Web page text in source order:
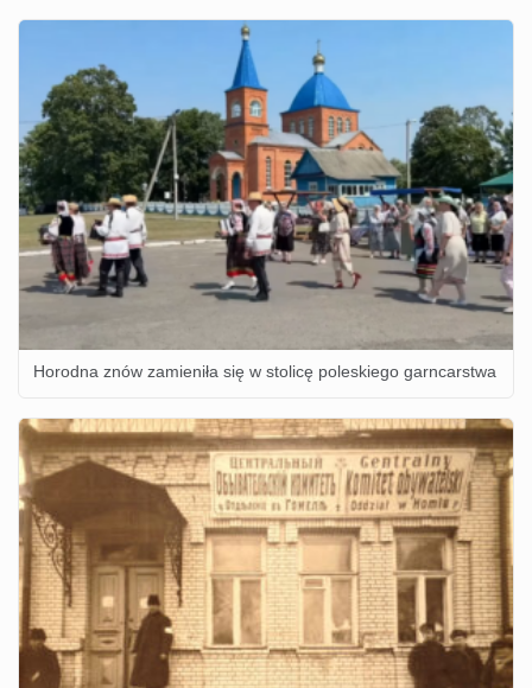
Horodna znów zamieniła się w stolicę poleskiego garncarstwa